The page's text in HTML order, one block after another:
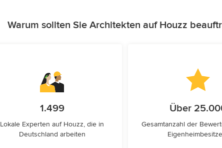
Warum sollten Sie Architekten auf Houzz
1.499
Lokale Experten auf Houzz, die in
Deutschland arbeiten
Über
Gesamtanzahl der